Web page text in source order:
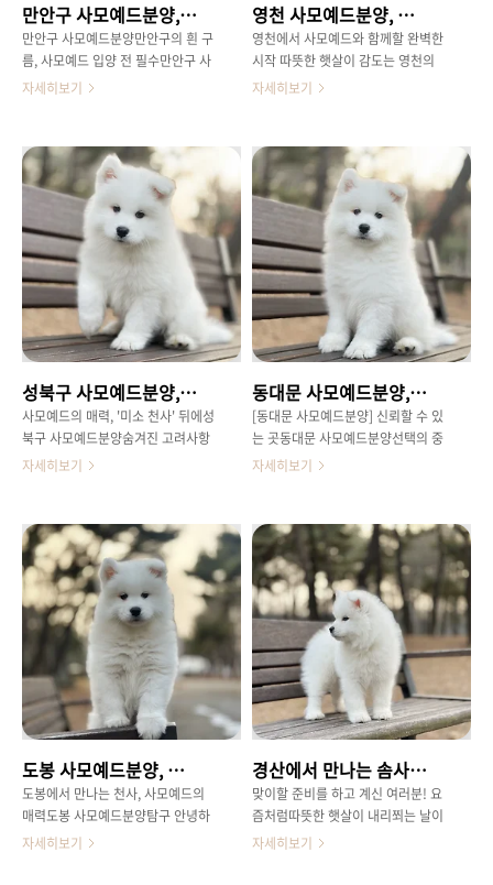
해 최고의 궁합을찾아드리는 데 주력
하고 있습니다.​사모예드 입양 전 꼭
알아야 할 사항 사모예드는 매력적인
만큼, 꾸준한 관리와관심이 필요한
견종입니다.풍성한 털..
는 매력적인 견종입니다.뛰어난 지능
과 풍부한 친화력을 바탕으로아이들
은 물론 다른 반려동물과도 잘어울리
는 사회성이 뛰어난 편입니다.이러한
성격 덕분에 많은 분들이 사모예드를
만안구 사모예드분양, 당신의 새로운 가족을 위한 완벽 가이드
만안구 사모예드분양만안구의 흰 구
름, 사모예드 입양 전 필수만안구 사
모예드분양체크리스트사모예드 가족
인해야 할 사항들을 전문가의 시선으
로꼼꼼하게 정리해 드리려고 합니다.
혹시 만안구의 산책하기 좋은 공원을
상상하며 행복한 미래를 그리고 계신
가요?사모예드는 그 사랑스러운 외
모만큼이나특별한 매력을 지닌 견종
이기에, 신중한준비가 무엇보다 중요
합니다. 만안구 사모예드분양1.만안
구 사모예드분양사모예드의 매력 탐
구:만안구 사모예드분양'미소 천
사'의 성격 이해하기 사모예드의 가
장 큰 매력 중 하나는 바로보기만 해
도 기분이 좋아지는 '사모예드 스마
일'입니다.특유의 입꼬리 덕분에 늘
웃는 듯한 인상을 주는데요.이러한
외모만큼이나 사모예드는 대체로 매
자세히보기
영천 사모예드분양, 꿈꾸는 당신을 위한 필수 가이드
영천에서 사모예드와 함께할 완벽한
시작 따뜻한 햇살이 감도는 영천의
풍요로운 자연속에서, 새로운 가족이
천 사모예드분양에 대한 정보가 필요
하신분들을 위해, 이 글에서는 행복
한 반려생활을 위한 필수적인 정보들
을 꼼꼼하게정리해 드리고자 합니다.
사모예드의 매력적인 특징부터 건강
한 아이를만나는 방법까지, 차근차근
안내해 드리겠습니다.​천사견 사모예
드, 그 매력에 빠지다 사모예드는 보
기만 해도 기분이 좋아지는'웃는 얼
굴'과 풍성한 하얀 털로 많은사랑을
받는 견종입니다.마치 눈처럼 하얀
이중모는 추운 지역에서추위를 이겨
내도록 도와주는 역할을 하며,빗질을
꾸준히 해주면 윤기 나는 털을유지할
수 있습니다.겉보기와 달리 사모예드
는 매우 똑똑하고온순하며, 가..
자세히보기
성북구 사모예드분양, 우리 가족의 행복을 위한 완벽 가이드
사모예드의 매력, '미소 천사' 뒤에성
북구 사모예드분양숨겨진 고려사항
사모예드의 가장 큰 매력은 바로'미
는 보는 이로 하여금 절로 미소를 짓
게 만들죠.이러한 외모 덕분에 많은
분들이 사모예드를선택하시지만, 이
사랑스러운 매력 뒤에는몇 가지 고려
해야 할 점이 있습니다.첫째, 사모예
드는 덩치가 큰 편에 속하며,활동량
이 매우 높은 견종입니다.매일 충분
한 산책과 놀이 시간을 제공해주지않
으면 스트레스를 받을 수 있으며, 이
는문제 행동으로 이어질 수 있습니
다.둘째, 풍성한 이중모는 아름답지
만, 털빠짐이 상당합니다.꾸준한 빗
질과 위생 관리가 필수적이며, 털알
레르기가 있는 가족이 있다면 더욱
신중한결정이 필요합니다.또한, 똑똑
하고 활발한 성격만큼이나..
자세히보기
동대문 사모예드분양, 행복한 반려 생활의 시작을 위한 완벽 가이드
[동대문 사모예드분양] 신뢰할 수 있
는 곳동대문 사모예드분양선택의 중
요성 [동대문 사모예드분양]을 알아
복한 강아지를 만나기 위해서는분양
환경, 아이들의 건강 상태, 그리고전
문가의 상담 시스템을 꼼꼼히 살펴봐
야 합니다.단순히 외모만 보고 결정
하기보다는,아이들이 사회성을 기르
고 건강하게 성장할수 있는 환경에서
보호받고 있는지 확인하는것이 매우
중요합니다.​철저한 건강 검진과 체계
적인 관리 시스템 사모예드를 사랑하
는 많은 분들께서 [동대문사모예드분
양]을 찾으시는데요, 저희[오케이독
동대문점]에서는 아이들의 건강을최
우선으로 생각합니다.모든 강아지들
은 입양 전 수의사의 정밀한건강 검
진을 거치며, 청결하고 위생적인환경
에서 전문 관리사들의 세심한 ..
자세히보기
도봉 사모예드분양, 하얀 천사가 당신의 집으로 오는 여정 가이드
도봉에서 만나는 천사, 사모예드의
매력도봉 사모예드분양탐구 안녕하
세요! 도봉구에서 포근하고 사랑스러
자세히보기
경산에서 만나는 솜사탕 같은 친구, 사모예드분양 완벽 가이드
맞이할 준비를 하고 계신 여러분! 요
즘처럼따뜻한 햇살이 내리쬐는 날이
면, 집 안에서함께 뛰놀 귀여운 친구
자세히보기